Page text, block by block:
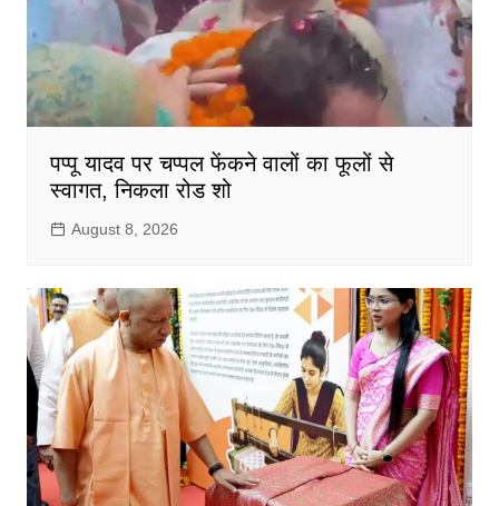
पप्पू यादव पर चप्पल फेंकने वालों का फूलों से
स्वागत, निकला रोड शो
August 8, 2026